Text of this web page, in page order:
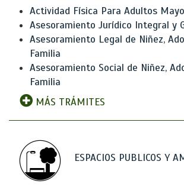
Actividad Física Para Adultos
Asesoramiento Jurídico Integral y
Asesoramiento Legal de Niñez,
Familia
Asesoramiento Social de Niñez,
Familia
MÁS TRÁMITES
ESPACIOS PUBLICOS Y